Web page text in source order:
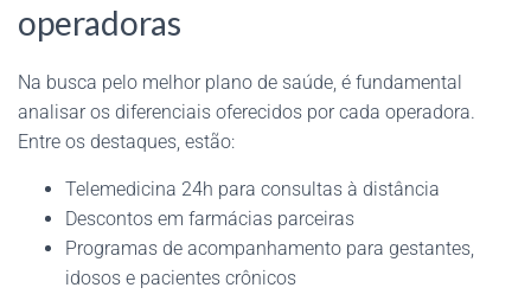
operadoras
Na busca pelo melhor plano de saúde, é fundamental
analisar os diferenciais oferecidos por cada operadora.
Entre os destaques, estão:
Telemedicina 24h para consultas à distância
Descontos em farmácias parceiras
Programas de acompanhamento para gestantes,
idosos e pacientes crônicos